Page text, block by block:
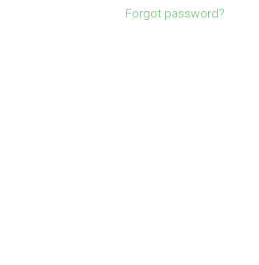
Forgot password?